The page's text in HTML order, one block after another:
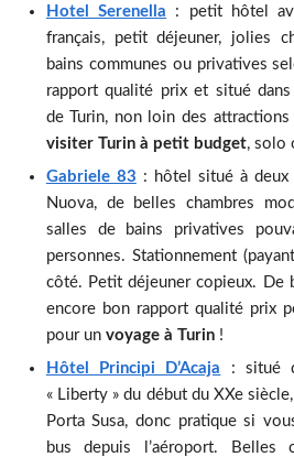
Hotel Serenella : petit hôtel
français, petit déjeuner, jolies
bains communes ou privatives
rapport qualité prix et situé
de Turin, non loin des attractions
visiter Turin à petit budget, solo
Gabriele 83 : hôtel situé à deux
Nuova, de belles chambres
salles de bains privatives
personnes. Stationnement
côté. Petit déjeuner copieux. De
encore bon rapport qualité prix
pour un voyage à Turin!
Hôtel Principi D’Acaja : situé
« Liberty » du début du XXe
Porta Susa, donc pratique si
bus depuis l’aéroport. Belles